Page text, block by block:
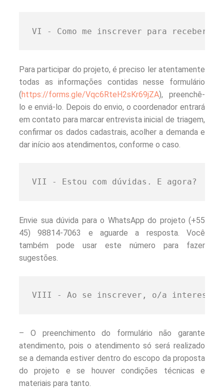
VI - Como me inscrever para receber
Para participar do projeto, é preciso ler atentamente
todas as informações contidas nesse formulário
(https://forms.gle/Vqc6RteH2sKr69jZA), preenchê-
lo e enviá-lo. Depois do envio, o coordenador entrará
em contato para marcar entrevista inicial de triagem,
confirmar os dados cadastrais, acolher a demanda e
dar início aos atendimentos, conforme o caso.
VII - Estou com dúvidas. E agora?
Envie sua dúvida para o WhatsApp do projeto (+55
45) 98814-7063 e aguarde a resposta. Você
também pode usar este número para fazer
sugestões.
VIII - Ao se inscrever, o/a
– O preenchimento do formulário não garante
atendimento, pois o atendimento só será realizado
se a demanda estiver dentro do escopo da proposta
do projeto e se houver condições técnicas e
materiais para tanto.